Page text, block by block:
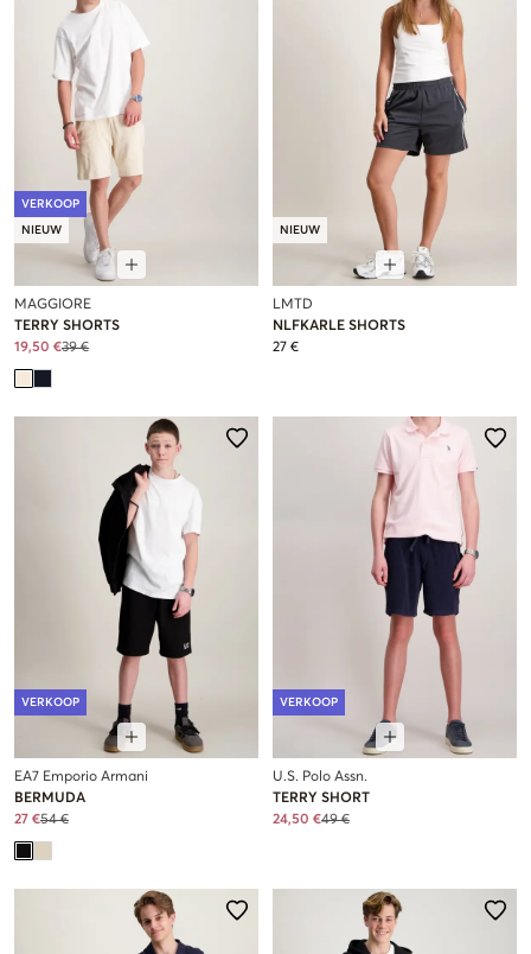
VERKOOP
NIEUW
MAGGIORE
TERRY SHORTS
19,50 €39 €
NIEUW
LMTD
NLFKARLE SHORTS
27 €
VERKOOP
EA7 Emporio Armani
BERMUDA
27 €54 €
VERKOOP
U.S. Polo Assn.
TERRY SHORT
24,50 €49 €